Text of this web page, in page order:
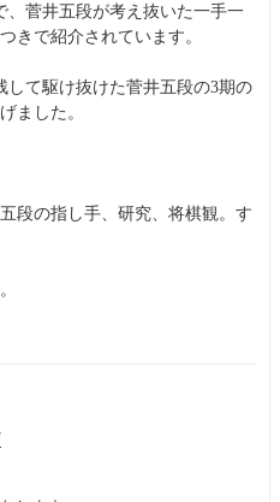
、菅井五段が考え抜いた一手一
きで紹介されています。
して駆け抜けた菅井五段の3期の
ました。
段の指し手、研究、将棋観。す